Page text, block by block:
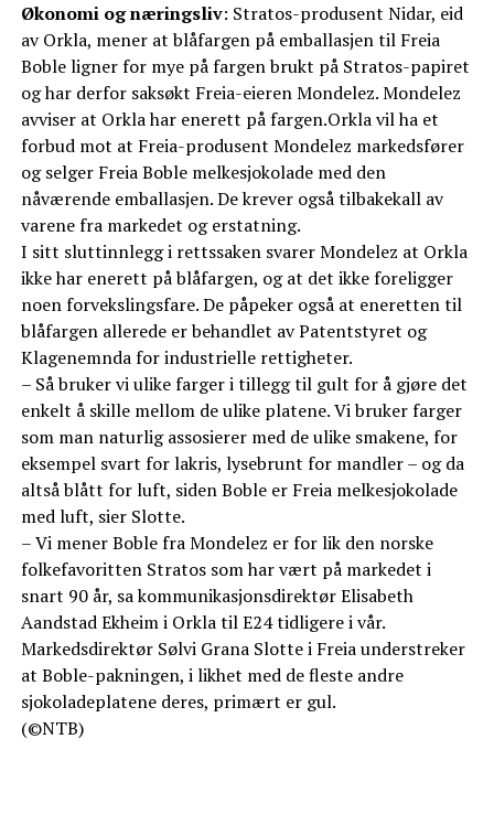
Økonomi og næringsliv: Stratos-produsent Nidar, eid
av Orkla, mener at blåfargen på emballasjen til Freia
Boble ligner for mye på fargen brukt på Stratos-papiret
og har derfor saksøkt Freia-eieren Mondelez. Mondelez
avviser at Orkla har enerett på fargen.Orkla vil ha et
forbud mot at Freia-produsent Mondelez markedsfører
og selger Freia Boble melkesjokolade med den
nåværende emballasjen. De krever også tilbakekall av
varene fra markedet og erstatning.
I sitt sluttinnlegg i rettssaken svarer Mondelez at Orkla
ikke har enerett på blåfargen, og at det ikke foreligger
noen forvekslingsfare. De påpeker også at eneretten til
blåfargen allerede er behandlet av Patentstyret og
Klagenemnda for industrielle rettigheter.
– Så bruker vi ulike farger i tillegg til gult for å gjøre det
enkelt å skille mellom de ulike platene. Vi bruker farger
som man naturlig assosierer med de ulike smakene, for
eksempel svart for lakris, lysebrunt for mandler – og da
altså blått for luft, siden Boble er Freia melkesjokolade
med luft, sier Slotte.
– Vi mener Boble fra Mondelez er for lik den norske
folkefavoritten Stratos som har vært på markedet i
snart 90 år, sa kommunikasjonsdirektør Elisabeth
Aandstad Ekheim i Orkla til E24 tidligere i vår.
Markedsdirektør Sølvi Grana Slotte i Freia understreker
at Boble-pakningen, i likhet med de fleste andre
sjokoladeplatene deres, primært er gul.
(©NTB)